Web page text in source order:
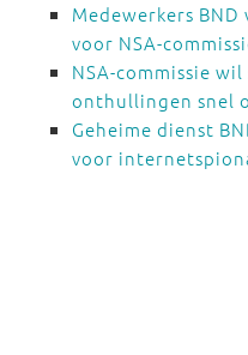
Medewerkers
voor NSA-
NSA-commissie
onthullingen snel
Geheime dienst
voor